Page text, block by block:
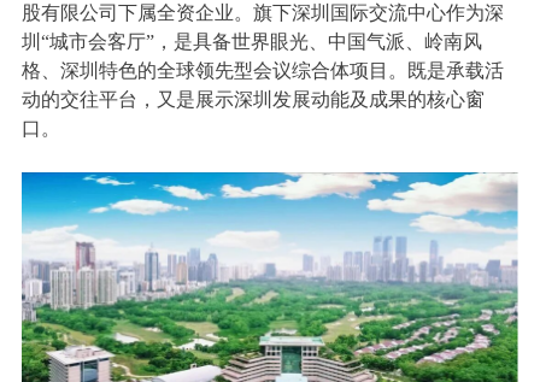
股有限公司下属全资企业。旗下深圳国际交流中心作为深
圳 “城市会客厅”，是具备世界眼光、中国气派、岭南风
格、深圳特色的全球领先型会议综合体项目。既是承载活
动的交往平台，又是展示深圳发展动能及成果的核心窗
口。